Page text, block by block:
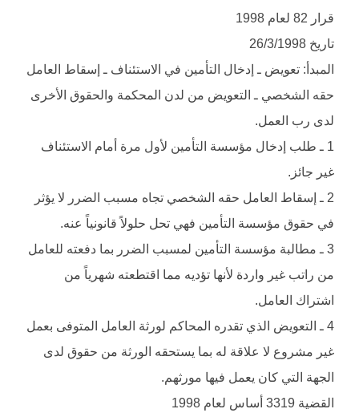
قرار 82 لعام 1998
تاريخ 26/3/1998
المبدأ: تعويض ـ إدخال التأمين في الاستئناف ـ إسقاط العامل
حقه الشخصي ـ التعويض من لدن المحكمة والحقوق الأخرى
لدى رب العمل.
1 ـ طلب إدخال مؤسسة التأمين لأول مرة أمام الاستئناف
غير جائز.
2 ـ إسقاط العامل حقه الشخصي تجاه مسبب الضرر لا يؤثر
في حقوق مؤسسة التأمين فهي تحل حلولاً قانونياً عنه.
3 ـ مطالبة مؤسسة التأمين لمسبب الضرر بما دفعته للعامل
من راتب غير واردة لأنها تؤديه مما اقتطعته شهرياً من
اشتراك العامل.
4 ـ التعويض الذي تقدره المحاكم لورثة العامل المتوفى بعمل
غير مشروع لا علاقة له بما يستحقه الورثة من حقوق لدى
الجهة التي كان يعمل فيها مورثهم.
القضية 3319 أساس لعام 1998